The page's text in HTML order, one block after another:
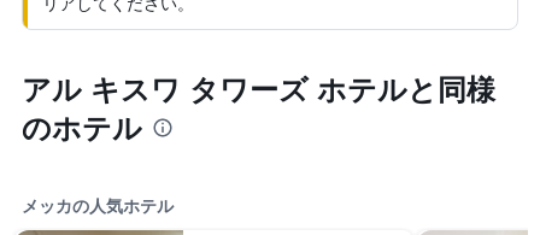
アル キスワ タワーズ ホテルと同様
のホテル
メッカの人気ホテル